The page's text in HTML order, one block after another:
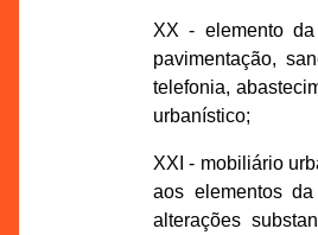
XX - elemento
pavimentação,
telefonia,
urbanístico;
XXI - mobiliário
aos elementos
alterações